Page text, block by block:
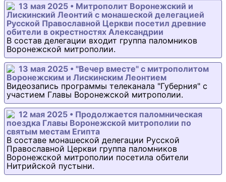
13 мая 2025 • Митрополит Воронежский и
Лискинский Леонтий с монашеской делегацией
Русской Православной Церкви посетил древние
обители в окрестностях Александрии
В состав делегации входит группа паломников
Воронежской митрополии.
13 мая 2025 • "Вечер вместе" с митрополитом
Воронежским и Лискинским Леонтием
Видеозапись программы телеканала "Губерния" с
участием Главы Воронежской митрополии.
12 мая 2025 • Продолжается паломническая
поездка Главы Воронежской митрополии по
святым местам Египта
В составе монашеской делегации Русской
Православной Церкви группа паломников
Воронежской митрополии посетила обители
Нитрийской пустыни.